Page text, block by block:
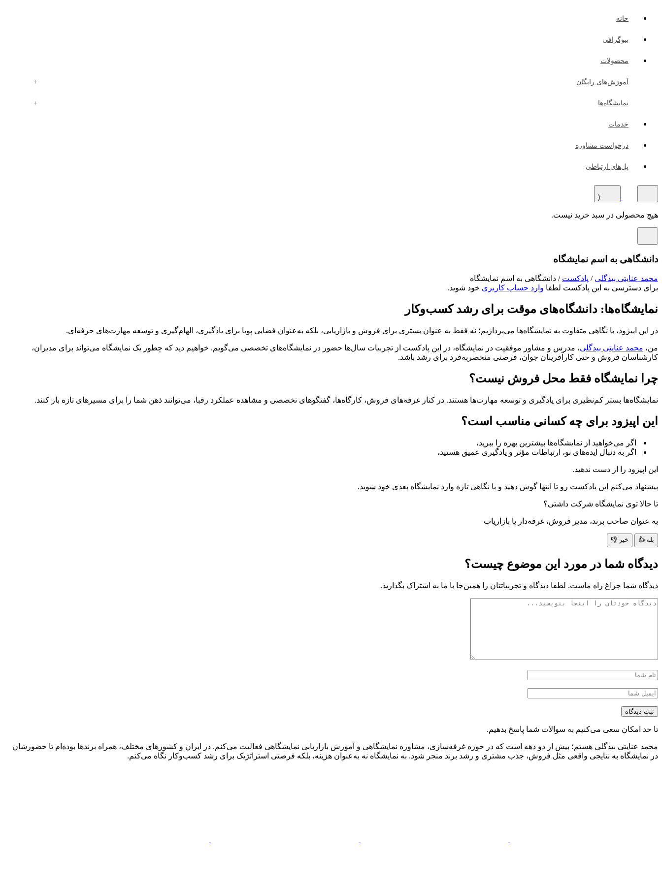
خانه
بیوگرافی
محصولات
آموزش‌های رایگان
نمایشگاه‌ها
خدمات
درخواست مشاوره
پل‌های ارتباطی
:(
هیچ محصولی در سبد خرید نیست.
دانشگاهی به اسم نمایشگاه
محمد عنایتی بیدگلی / پادکست / دانشگاهی به اسم نمایشگاه
برای دسترسی به این پادکست لطفا وارد حساب کاربری خود شوید.
نمایشگاه‌ها: دانشگاه‌های موقت برای رشد کسب‌وکار
در این اپیزود، با نگاهی متفاوت به نمایشگاه‌ها می‌پردازیم؛ نه فقط به عنوان بستری برای فروش و بازاریابی، بلکه به‌عنوان فضایی پویا برای یادگیری، الهام‌گیری و توسعه مهارت‌های حرفه‌ای.
من، محمد عنایتی بیدگلی، مدرس و مشاور موفقیت در نمایشگاه، در این پادکست از تجربیات سال‌ها حضور در نمایشگاه‌های تخصصی می‌گویم. خواهیم دید که چطور یک نمایشگاه می‌تواند برای مدیران،
کارشناسان فروش و حتی کارآفرینان جوان، فرصتی منحصربه‌فرد برای رشد باشد.
چرا نمایشگاه فقط محل فروش نیست؟
نمایشگاه‌ها بستر کم‌نظیری برای یادگیری و توسعه مهارت‌ها هستند. در کنار غرفه‌های فروش، کارگاه‌ها، گفتگوهای تخصصی و مشاهده عملکرد رقبا، می‌توانند ذهن شما را برای مسیرهای تازه باز کنند.
این اپیزود برای چه کسانی مناسب است؟
اگر می‌خواهید از نمایشگاه‌ها بیشترین بهره را ببرید،
اگر به دنبال ایده‌های نو، ارتباطات مؤثر و یادگیری عمیق هستید،
این اپیزود را از دست ندهید.
پیشنهاد می‌کنم این پادکست رو تا انتها گوش دهید و با نگاهی تازه وارد نمایشگاه بعدی خود شوید.
تا حالا توی نمایشگاه شرکت داشتی؟
به عنوان صاحب برند، مدیر فروش، غرفه‌دار یا بازاریاب
بله 👍 خیر 👎
دیدگاه شما در مورد این موضوع چیست؟
دیدگاه شما چراغ راه ماست. لطفا دیدگاه و تجربیاتتان را همین‌جا با ما به اشتراک بگذارید.
تا حد امکان سعی می‌کنیم به سوالات شما پاسخ بدهیم.
محمد عنایتی بیدگلی هستم؛ بیش از دو دهه است که در حوزه غرفه‌سازی، مشاوره نمایشگاهی و آموزش بازاریابی نمایشگاهی فعالیت می‌کنم. در ایران و کشورهای مختلف، همراه برندها بوده‌ام تا حضورشان
در نمایشگاه به نتایجی واقعی مثل فروش، جذب مشتری و رشد برند منجر شود. به نمایشگاه نه به‌عنوان هزینه، بلکه فرصتی استراتژیک برای رشد کسب‌وکار نگاه می‌کنم.